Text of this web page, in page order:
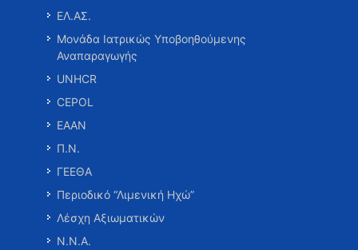
ΕΛ.ΑΣ.
Μονάδα Ιατρικώς Υποβοηθούμενης
Αναπαραγωγής
UNHCR
CEPOL
ΕΑΑΝ
Π.Ν.
ΓΕΕΘΑ
Περιοδικό “Λιμενική Ηχώ”
Λέσχη Αξιωματικών
Ν.Ν.Α.